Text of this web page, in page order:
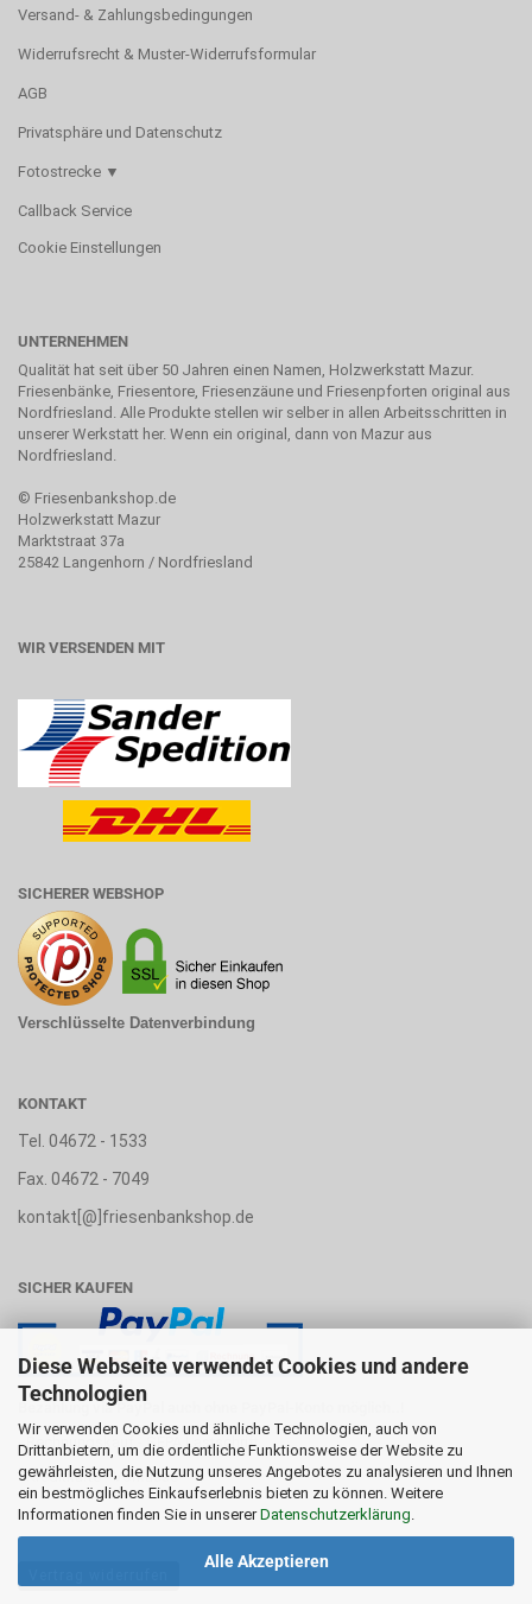
Diese Webseite verwendet Cookies und andere
Technologien
Wir verwenden Cookies und ähnliche Technologien, auch von
Drittanbietern, um die ordentliche Funktionsweise der Website zu
gewährleisten, die Nutzung unseres Angebotes zu analysieren und Ihnen
ein bestmögliches Einkaufserlebnis bieten zu können. Weitere
Informationen finden Sie in unsererDatenschutzerklärung.
Alle Akzeptieren
Versand- & Zahlungsbedingungen
Widerrufsrecht & Muster-Widerrufsformular
AGB
Privatsphäre und Datenschutz
Fotostrecke ▼
Callback Service
Cookie Einstellungen
UNTERNEHMEN
Qualität hat seit über 50 Jahren einen Namen, Holzwerkstatt Mazur.
Friesenbänke, Friesentore, Friesenzäune und Friesenpforten original aus
Nordfriesland. Alle Produkte stellen wir selber in allen Arbeitsschritten in
unserer Werkstatt her. Wenn ein original, dann von Mazur aus
Nordfriesland.
© Friesenbankshop.de
Holzwerkstatt Mazur
Marktstraat 37a
25842 Langenhorn / Nordfriesland
WIR VERSENDEN MIT
SICHERER WEBSHOP
Verschlüsselte Datenverbindung
KONTAKT
Tel. 04672 - 1533
Fax. 04672 - 7049
kontakt[@]friesenbankshop.de
SICHER KAUFEN
Bezahlung via PayPal auch ohne PayPal-Konto möglich..!
- Rechnungskauf - SEPA Lastschrift
- Kreditkarte - Vorkasse